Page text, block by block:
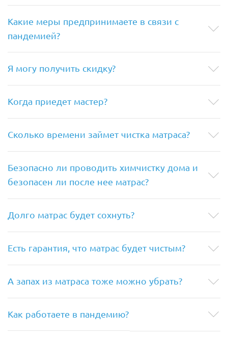
Какие меры предпринимаете в связи с
пандемией?
Я могу получить скидку?
Когда приедет мастер?
Сколько времени займет чистка матраса?
Безопасно ли проводить химчистку дома и
безопасен ли после нее матрас?
Долго матрас будет сохнуть?
Есть гарантия, что матрас будет чистым?
А запах из матраса тоже можно убрать?
Как работаете в пандемию?